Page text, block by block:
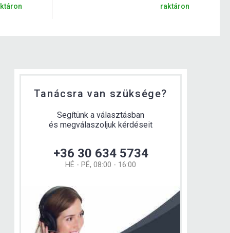
raktáron
Tanácsra van szüksége?
Segítünk a választásban
és megválaszoljuk kérdéseit
+36 30 634 5734
HÉ - PÉ, 08:00 - 16:00